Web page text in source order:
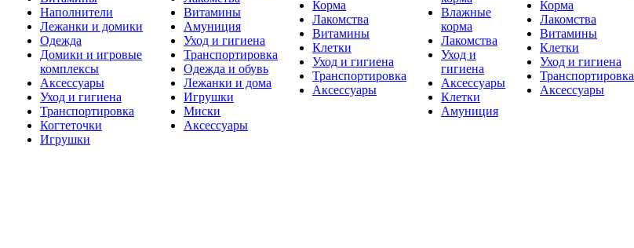
Наполнители
Лежанки и домики
Одежда
Домики и игровые
комплексы
Аксессуары
Уход и гигиена
Транспортировка
Когтеточки
Игрушки
Витамины
Амуниция
Уход и гигиена
Транспортировка
Одежда и обувь
Лежанки и дома
Игрушки
Миски
Аксессуары
Корма
Лакомства
Витамины
Клетки
Уход и гигиена
Транспортировка
Аксессуары
Влажные
корма
Лакомства
Уход и
гигиена
Аксессуары
Клетки
Амуниция
Корма
Лакомства
Витамины
Клетки
Уход и гигиена
Транспортировка
Аксессуары